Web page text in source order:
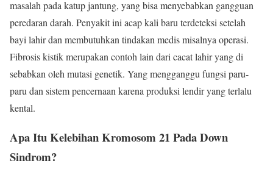
masalah pada katup jantung, yang bisa menyebabkan gangguan
peredaran darah. Penyakit ini acap kali baru terdeteksi setelah
bayi lahir dan membutuhkan tindakan medis misalnya operasi.
Fibrosis kistik merupakan contoh lain dari cacat lahir yang di
sebabkan oleh mutasi genetik. Yang mengganggu fungsi paru-
paru dan sistem pencernaan karena produksi lendir yang terlalu
kental.
Apa Itu Kelebihan Kromosom 21 Pada Down
Sindrom?